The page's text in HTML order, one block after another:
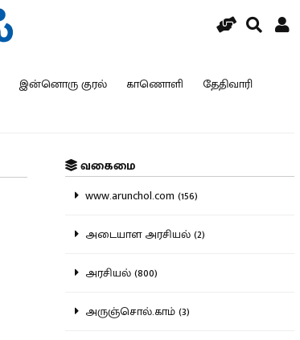
இன்னொரு குரல் காணொளி தேதிவாரி
வகைமை
www.arunchol.com (156)
அடையாள அரசியல் (2)
அரசியல் (800)
அருஞ்சொல்.காம் (3)